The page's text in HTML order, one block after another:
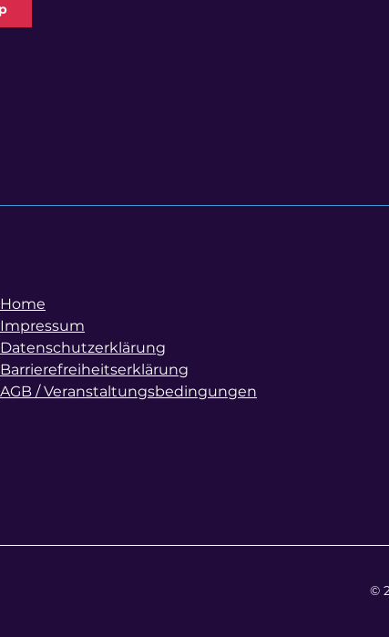
Home
Impressum
Datenschutzerklärung
Barrierefreiheitserklärung
AGB / Veranstaltungsbedingungen
©